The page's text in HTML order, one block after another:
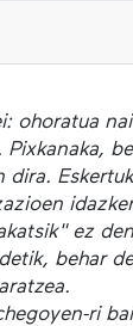
ohoratua
dira.
ez
behar
ri